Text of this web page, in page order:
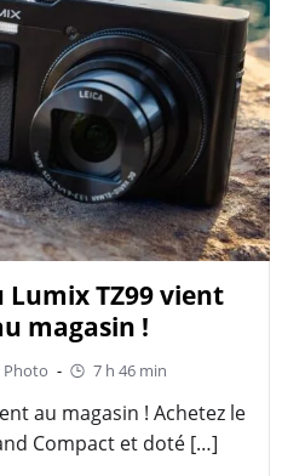
TZ99 vient
magasin !
Photo - 7 h 46 min
au magasin ! Achetez le
Compact et doté […]